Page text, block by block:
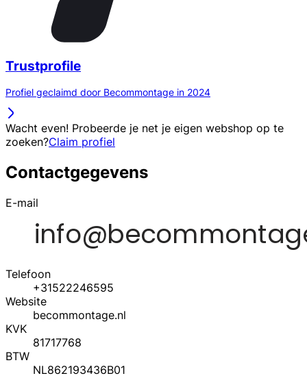
Trustprofile
Profiel geclaimd door Becommontage in 2024
Wacht even! Probeerde je net je eigen webshop op te
zoeken?Claim profiel
Contactgegevens
E-mail
Telefoon
+31522246595
Website
becommontage.nl
KVK
81717768
BTW
NL862193436B01